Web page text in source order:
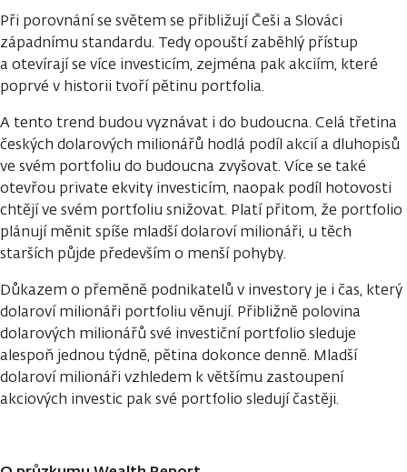
Při porovnání se světem se přibližují Češi a Slováci
západnímu standardu. Tedy opouští zaběhlý přístup
a otevírají se více investicím, zejména pak akciím, které
poprvé v historii tvoří pětinu portfolia.
A tento trend budou vyznávat i do budoucna. Celá třetina
českých dolarových milionářů hodlá podíl akcií a dluhopisů
ve svém portfoliu do budoucna zvyšovat. Více se také
otevřou private ekvity investicím, naopak podíl hotovosti
chtějí ve svém portfoliu snižovat. Platí přitom, že portfolio
plánují měnit spíše mladší dolaroví milionáři, u těch
starších půjde především o menší pohyby.
Důkazem o přeměně podnikatelů v investory je i čas, který
dolaroví milionáři portfoliu věnují. Přibližně polovina
dolarových milionářů své investiční portfolio sleduje
alespoň jednou týdně, pětina dokonce denně. Mladší
dolaroví milionáři vzhledem k většímu zastoupení
akciových investic pak své portfolio sledují častěji.